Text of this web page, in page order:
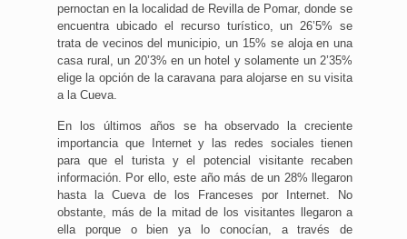
pernoctan en la localidad de Revilla de Pomar, donde se
encuentra ubicado el recurso turístico, un 26’5% se
trata de vecinos del municipio, un 15% se aloja en una
casa rural, un 20’3% en un hotel y solamente un 2’35%
elige la opción de la caravana para alojarse en su visita
a la Cueva.
En los últimos años se ha observado la creciente
importancia que Internet y las redes sociales tienen
para que el turista y el potencial visitante recaben
información. Por ello, este año más de un 28% llegaron
hasta la Cueva de los Franceses por Internet. No
obstante, más de la mitad de los visitantes llegaron a
ella porque o bien ya lo conocían, a través de